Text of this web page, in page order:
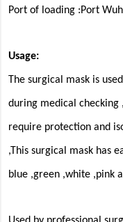
Port of loading :Port
Usage:
The surgical mask is
during medical
require protection and
,This surgical mask has
b lue ,green ,white ,pink